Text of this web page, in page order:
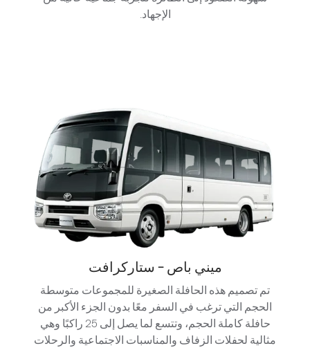
الإجهاد.
ميني باص - ستاركرافت
تم تصميم هذه الحافلة الصغيرة للمجموعات متوسطة
الحجم التي ترغب في السفر معًا بدون الجزء الأكبر من
حافلة كاملة الحجم، وتتسع لما يصل إلى 25 راكبًا وهي
مثالية لحفلات الزفاف والمناسبات الاجتماعية والرحلات